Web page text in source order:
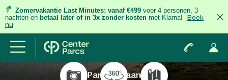
Zomervakantie Last Minutes: vanaf €499 voor 4 personen, 3
nachten en betaal later of in 3x zonder kosten met Klarna!
Boek
nu
Park De Haan